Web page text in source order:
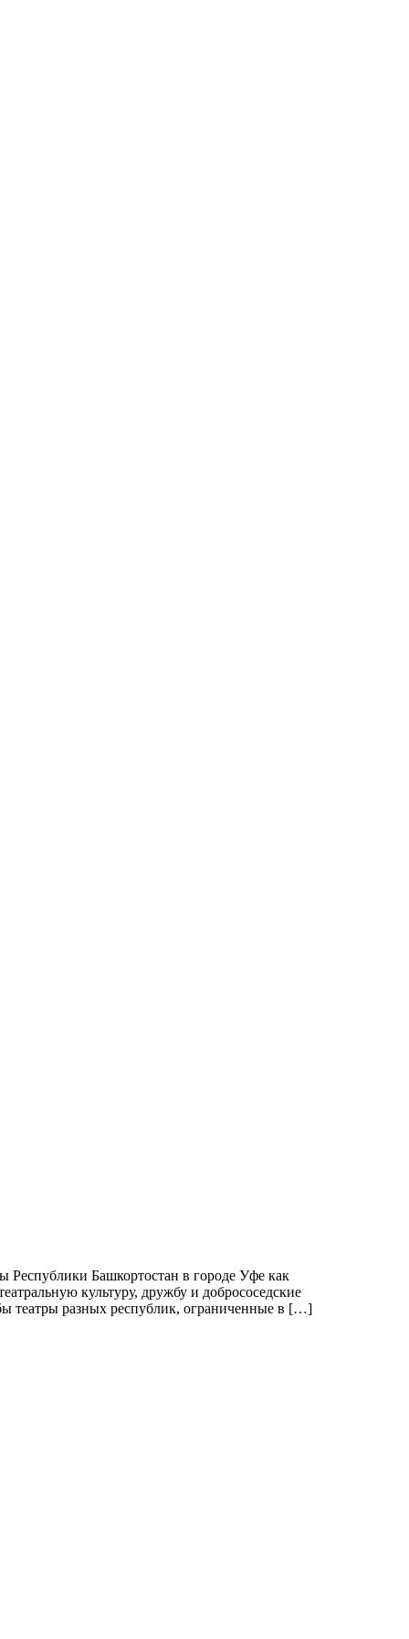
Республики Башкортостан в городе Уфе как
культуру, дружбу и добрососедские
театры разных республик, ограниченные в […]